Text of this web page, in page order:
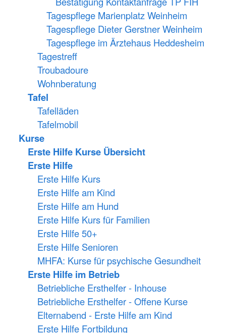
Tagespflege Marienplatz Weinheim
Tagespflege Dieter Gerstner Weinheim
Tagespflege im Ärztehaus Heddesheim
Tagestreff
Troubadoure
Wohnberatung
Tafel
Tafelläden
Tafelmobil
Kurse
Erste Hilfe Kurse Übersicht
Erste Hilfe
Erste Hilfe Kurs
Erste Hilfe am Kind
Erste Hilfe am Hund
Erste Hilfe Kurs für Familien
Erste Hilfe 50+
Erste Hilfe Senioren
MHFA: Kurse für psychische Gesundheit
Erste Hilfe im Betrieb
Betriebliche Ersthelfer - Inhouse
Betriebliche Ersthelfer - Offene Kurse
Elternabend - Erste Hilfe am Kind
Erste Hilfe Fortbildung